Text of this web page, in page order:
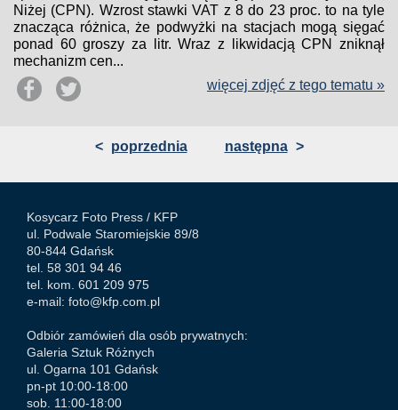
Niżej (CPN). Wzrost stawki VAT z 8 do 23 proc. to na tyle
znacząca różnica, że podwyżki na stacjach mogą sięgać
ponad 60 groszy za litr. Wraz z likwidacją CPN zniknął
mechanizm cen...
więcej zdjęć z tego tematu »
< poprzednia następna >
Kosycarz Foto Press / KFP
ul. Podwale Staromiejskie 89/8
80-844 Gdańsk
tel. 58 301 94 46
tel. kom. 601 209 975
e-mail: foto@kfp.com.pl
Odbiór zamówień dla osób prywatnych:
Galeria Sztuk Różnych
ul. Ogarna 101 Gdańsk
pn-pt 10:00-18:00
sob. 11:00-18:00